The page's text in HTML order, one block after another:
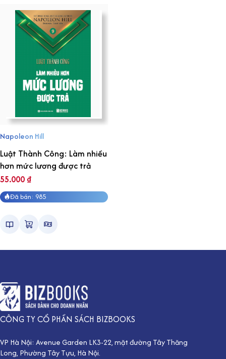
Napoleon Hill
Luật Thành Công: Làm nhiều
hơn mức lương được trả
55.000₫
Đã bán: 985
CÔNG TY CỔ PHẦN SÁCH BIZBOOKS
VP Hà Nội: Avenue Garden LK3-22, mặt đường Tây Thăng
Long, Phường Tây Tựu, Hà Nội.